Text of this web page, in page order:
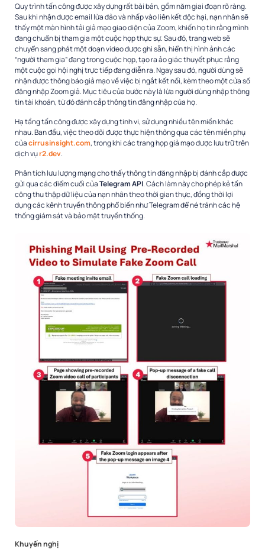
Quy trình tấn công được xây dựng rất bài bản, gồm năm giai đoạn rõ ràng.
Sau khi nhận được email lừa đảo và nhấp vào liên kết độc hại, nạn nhân sẽ
thấy một màn hình tải giả mạo giao diện của Zoom, khiến họ tin rằng mình
đang chuẩn bị tham gia một cuộc họp thực sự. Sau đó, trang web sẽ
chuyển sang phát một đoạn video được ghi sẵn, hiển thị hình ảnh các
“người tham gia” đang trong cuộc họp, tạo ra ảo giác thuyết phục rằng
một cuộc gọi hội nghị trực tiếp đang diễn ra. Ngay sau đó, người dùng sẽ
nhận được thông báo giả mạo về việc bị ngắt kết nối, kèm theo một cửa sổ
đăng nhập Zoom giả. Mục tiêu của bước này là lừa người dùng nhập thông
tin tài khoản, từ đó đánh cắp thông tin đăng nhập của họ.
Hạ tầng tấn công được xây dựng tinh vi, sử dụng nhiều tên miền khác
nhau. Ban đầu, việc theo dõi được thực hiện thông qua các tên miền phụ
củacirrusinsight.com, trong khi các trang họp giả mạo được lưu trữ trên
dịch vụr2.dev.
Phân tích lưu lượng mạng cho thấy thông tin đăng nhập bị đánh cắp được
gửi qua các điểm cuối củaTelegram API. Cách làm này cho phép kẻ tấn
công thu thập dữ liệu của nạn nhân theo thời gian thực, đồng thời lợi
dụng các kênh truyền thông phổ biến như Telegram để né tránh các hệ
thống giám sát và bảo mật truyền thống.
Khuyến nghị